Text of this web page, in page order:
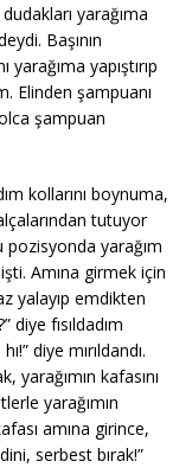
yarağıma
Başının
yapıştırıp
Elinden şampuanı
şampuan
kollarını boynuma,
tutuyor
pozisyonda yarağım
Amına girmek için
yalayıp emdikten
fısıldadım
diye mırıldandı.
yarağımın kafasını
yarağımın
amına girince,
serbest bırak!”